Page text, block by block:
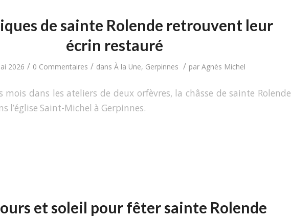
de sainte Rolende retrouvent leur
écrin restauré
2026 / 0 Commentaires / dans À la Une, Gerpinnes / par Agnès Michel
mois dans les ateliers de deux orfèvres, la châsse de sainte Rolende
l’église Saint-Michel à Gerpinnes.
et soleil pour fêter sainte Rolende